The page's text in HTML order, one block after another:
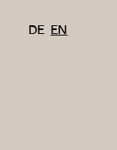
DE EN